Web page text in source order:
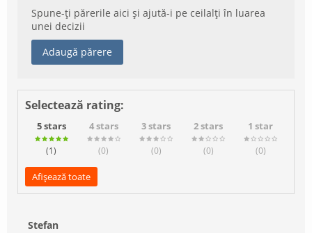
Spune-ți părerile aici și ajută-i pe ceilalți în luarea
unei decizii
Adaugă părere
Selectează rating:
5 stars
(1)
4 stars
(0)
3 stars
(0)
2 stars
(0)
1 star
(0)
Afișează toate
Stefan